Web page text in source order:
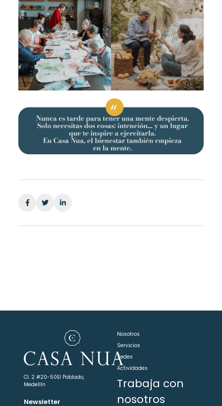
Facebook
TwitterLinkedin
Cl. 2 #20-50El Poblado,
Medellín
Newsletter
Nosotros
Servicios
Sedes
Actividades
Trabaja con
nosotros